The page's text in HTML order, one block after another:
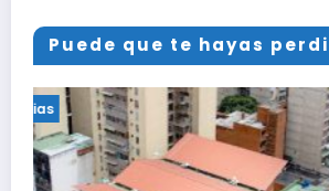
Puede que te hayas
Noticias